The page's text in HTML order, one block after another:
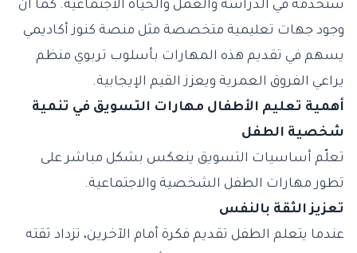
ستخدمه في الدراسة والعمل والحياة الاجتماعية. كما أن
وجود جهات تعليمية متخصصة مثل منصة كنوز أكاديمي
يسهم في تقديم هذه المهارات بأسلوب تربوي منظم
يراعي الفروق العمرية ويعزز القيم الإيجابية.
أهمية تعليم الأطفال مهارات التسويق في تنمية
شخصية الطفل
تعلّم أساسيات التسويق ينعكس بشكل مباشر على
تطور مهارات الطفل الشخصية والاجتماعية.
تعزيز الثقة بالنفس
عندما يتعلم الطفل تقديم فكرة أمام الآخرين، تزداد ثقته